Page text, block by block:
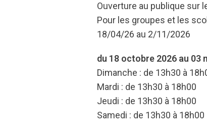
Ouverture au publique sur
Pour les groupes et les
18/04/26 au 2/11/2026
du 18 octobre 2026 au 03
Dimanche : de 13h30 à
Mardi : de 13h30 à 18h00
Jeudi : de 13h30 à 18h00
Samedi : de 13h30 à 18h00